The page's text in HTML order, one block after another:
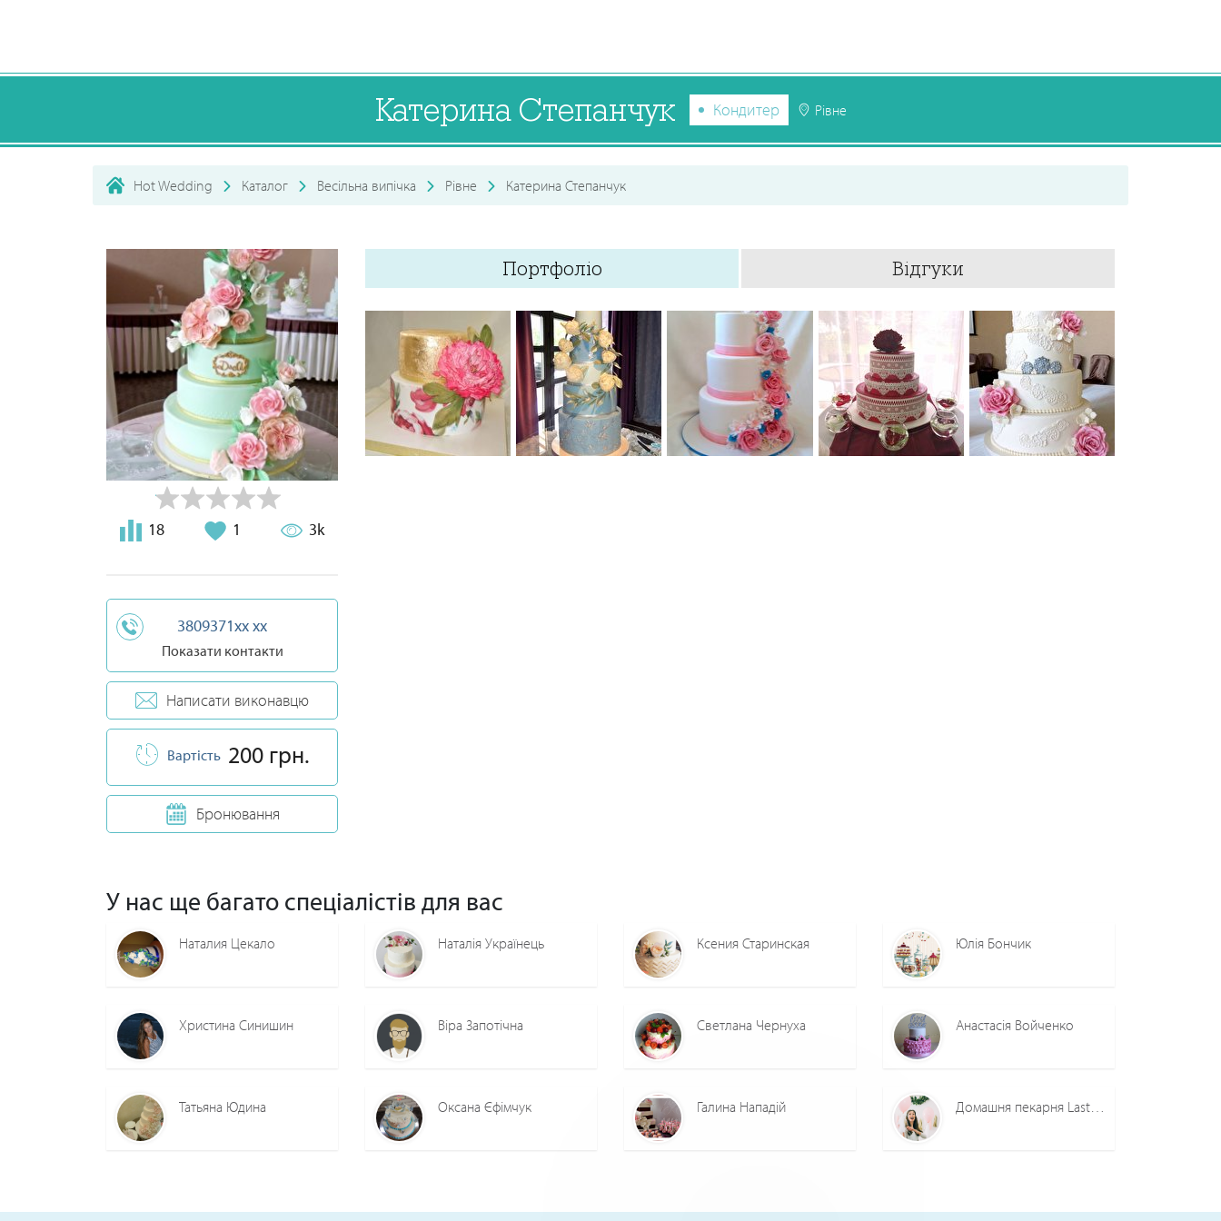
Катерина Степанчук Кондитер Рівне
Hot Wedding Каталог Весільна випічка Рівне Катерина Степанчук
18 1 3k
3809371xx xx
Показати контакти
Написати виконавцю
Вартість 200 грн.
Бронювання
Портфоліо Відгуки
У нас ще багато спеціалістів для вас
Наталия Цекало Наталія Українець Ксения Старинская Юлія Бончик
Христина Синишин Віра Запотічна Светлана Чернуха Анастасія Войченко
Татьяна Юдина Оксана Єфімчук Галина Нападій Домашня пекарня Lastivka